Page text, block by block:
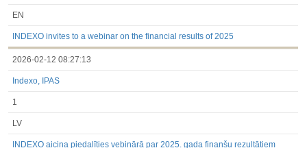
EN
INDEXO invites to a webinar on the financial results of 2025
2026-02-12 08:27:13
Indexo, IPAS
1
LV
INDEXO aicina piedalīties vebinārā par 2025. gada finanšu rezultātiem